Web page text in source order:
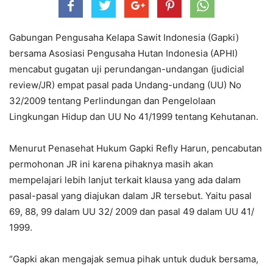
Gabungan Pengusaha Kelapa Sawit Indonesia (Gapki)
bersama Asosiasi Pengusaha Hutan Indonesia (APHI)
mencabut gugatan uji perundangan-undangan (judicial
review/JR) empat pasal pada Undang-undang (UU) No
32/2009 tentang Perlindungan dan Pengelolaan
Lingkungan Hidup dan UU No 41/1999 tentang Kehutanan.
Menurut Penasehat Hukum Gapki Refly Harun, pencabutan
permohonan JR ini karena pihaknya masih akan
mempelajari lebih lanjut terkait klausa yang ada dalam
pasal-pasal yang diajukan dalam JR tersebut. Yaitu pasal
69, 88, 99 dalam UU 32/ 2009 dan pasal 49 dalam UU 41/
1999.
“Gapki akan mengajak semua pihak untuk duduk bersama,